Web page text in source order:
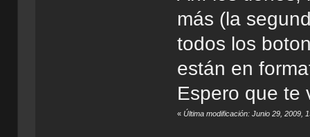
más (la
todos los
están en
Espero que te
«Última modificación: Junio 29, 2009,